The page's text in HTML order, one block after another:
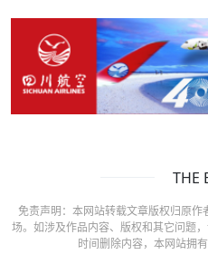
THE
免责声明：本网站转载文章版权归原
场。如涉及作品内容、版权和其它问题
时间删除内容，本网站拥